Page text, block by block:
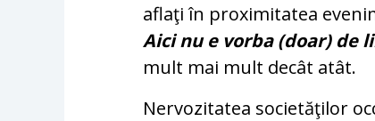
aflaţi în proximitatea
Aici nu e vorba (doar) de
mult mai mult decât atât.
Nervozitatea societăţilor